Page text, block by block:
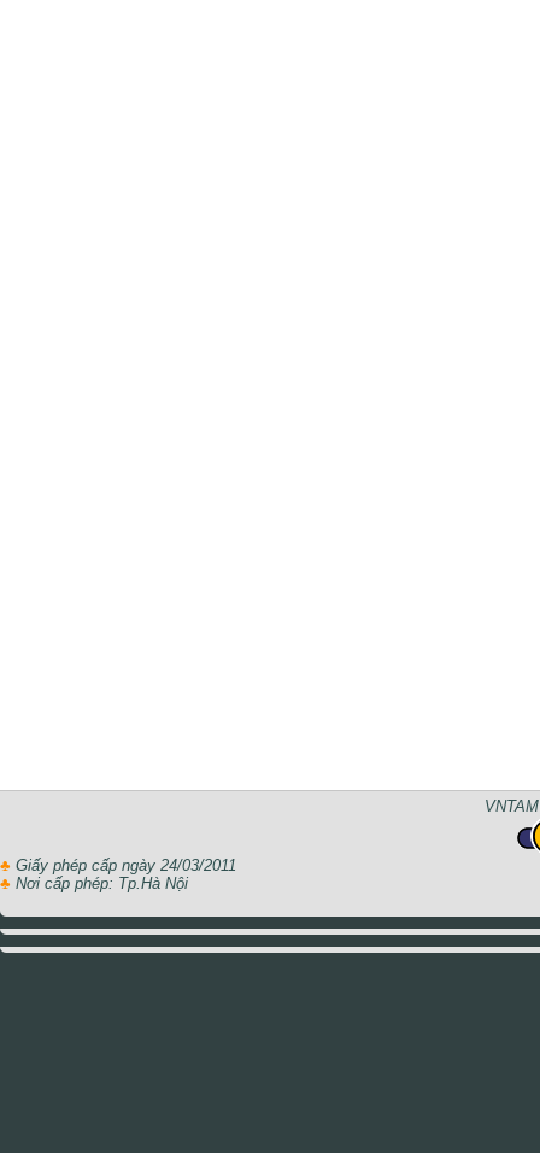
♣ Giấy phép cấp ngày 24/03/2011
♣ Nơi cấp phép: Tp.Hà Nội